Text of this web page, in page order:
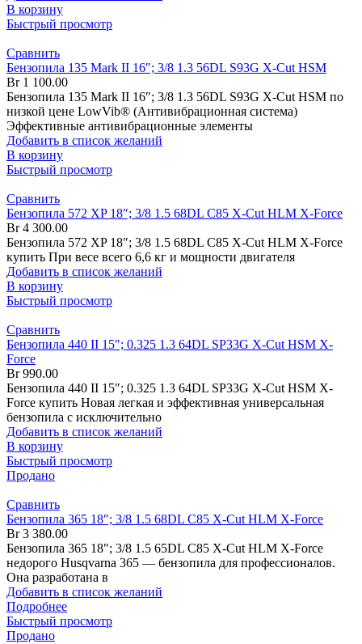
В корзину
Быстрый просмотр
Сравнить
Бензопила 135 Mark II 16″; 3/8 1.3 56DL S93G X-Cut HSM
Br1 100.00
Бензопила 135 Mark II 16″; 3/8 1.3 56DL S93G X-Cut HSM по
низкой цене LowVib® (Антивибрационная система)
Эффективные антивибрационные элементы
Добавить в список желаний
В корзину
Быстрый просмотр
Сравнить
Бензопила 572 XP 18″; 3/8 1.5 68DL C85 X-Cut HLM X-Force
Br4 300.00
Бензопила 572 XP 18″; 3/8 1.5 68DL C85 X-Cut HLM X-Force
купить При весе всего 6,6 кг и мощности двигателя
Добавить в список желаний
В корзину
Быстрый просмотр
Сравнить
Бензопила 440 II 15″; 0.325 1.3 64DL SP33G X-Cut HSM X-
Force
Br990.00
Бензопила 440 II 15″; 0.325 1.3 64DL SP33G X-Cut HSM X-
Force купить Новая легкая и эффективная универсальная
бензопила с исключительно
Добавить в список желаний
В корзину
Быстрый просмотр
Продано
Сравнить
Бензопила 365 18″; 3/8 1.5 68DL C85 X-Cut HLM X-Force
Br3 380.00
Бензопила 365 18"; 3/8 1.5 65DL C85 X-Cut HLM X-Force
недорого Husqvarna 365 — бензопила для профессионалов.
Она разработана в
Добавить в список желаний
Подробнее
Быстрый просмотр
Продано